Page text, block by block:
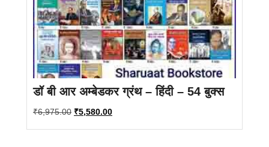
डॉ बी आर अम्बेडकर ग्रंथ – हिंदी – 54 बुक्स
₹6,975.00 Original
was:
₹5,580.00Current
is: